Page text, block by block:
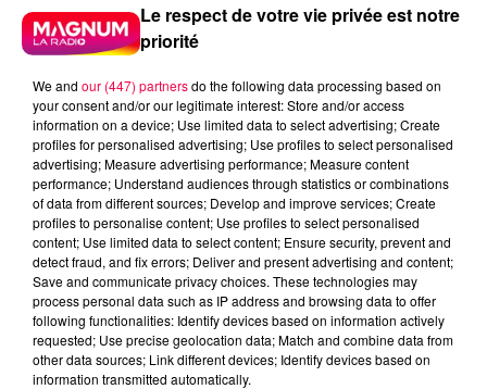
Flash infos
Crédit :Flash infos
Le respect de votre vie privée est notre
priorité
We and our (447) partnersdo the following data processing based on
your consent and/or our legitimate interest: Store and/or access
information on a device; Use limited data to select advertising; Create
profiles for personalised advertising; Use profiles to select personalised
advertising; Measure advertising performance; Measure content
performance; Understand audiences through statistics or combinations
of data from different sources; Develop and improve services; Create
profiles to personalise content; Use profiles to select personalised
content; Use limited data to select content; Ensure security, prevent and
detect fraud, and fix errors; Deliver and present advertising and content;
Save and communicate privacy choices. These technologies may
process personal data such as IP address and browsing data to offer
following functionalities: Identify devices based on information actively
requested; Use precise geolocation data; Match and combine data from
other data sources; Link different devices; Identify devices based on
information transmitted automatically.